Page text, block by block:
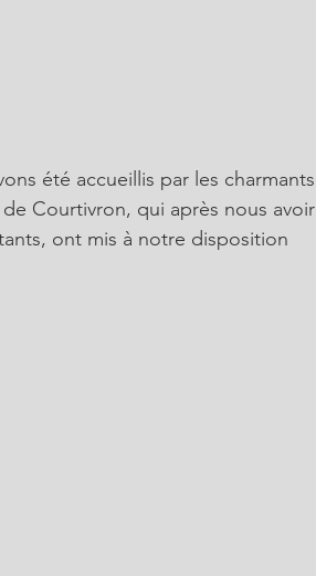
été accueillis par les charmants
Courtivron, qui après nous avoir
ont mis à notre disposition